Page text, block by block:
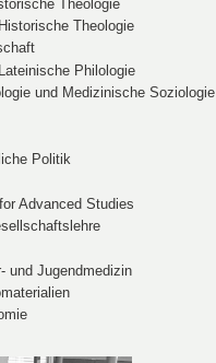
Theologie
Theologie
Philologie
und Medizinische Soziologie
Politik
Advanced Studies
und Jugendmedizin